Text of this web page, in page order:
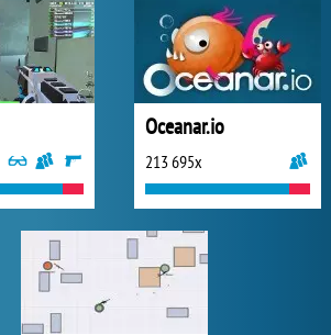
Oceanar.io
213 695x